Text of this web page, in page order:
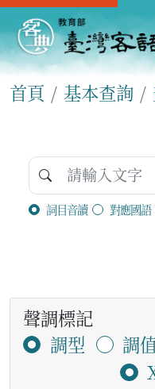
首頁 基本查詢
詞目音讀 對應國語
聲調標記
調型
調